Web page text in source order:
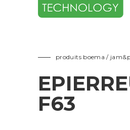
produits boema /
F63